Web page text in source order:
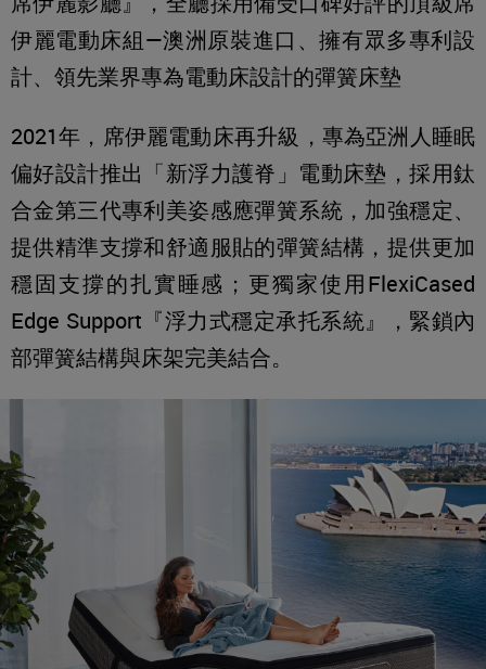
伊麗電動床組—澳洲原裝進口、擁有眾多專利設
計、領先業界專為電動床設計的彈簧床墊
2021年，席伊麗電動床再升級，專為亞洲人睡眠
偏好設計推出「新浮力護脊」電動床墊，採用鈦
合金第三代專利美姿感應彈簧系統，加強穩定、
提供精準支撐和舒適服貼的彈簧結構，提供更加
穩固支撐的扎實睡感；更獨家使用FlexiCased
Edge Support『浮力式穩定承托系統』，緊鎖內
部彈簧結構與床架完美結合。